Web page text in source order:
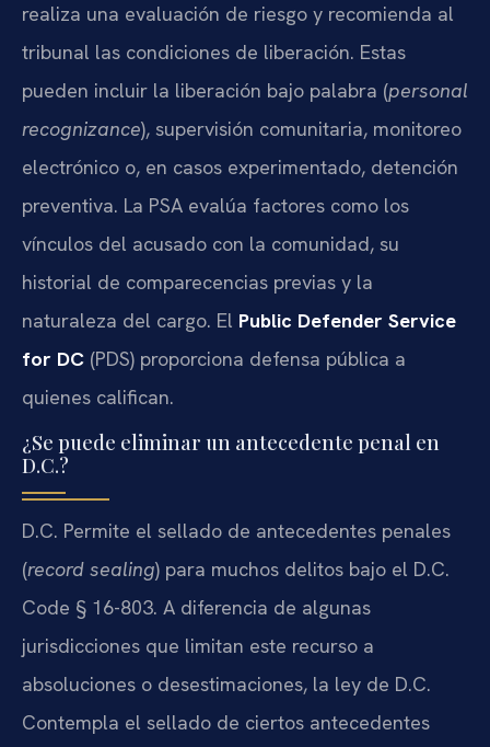
realiza una evaluación de riesgo y recomienda al
tribunal las condiciones de liberación. Estas
pueden incluir la liberación bajo palabra (personal
recognizance), supervisión comunitaria, monitoreo
electrónico o, en casos experimentado, detención
preventiva. La PSA evalúa factores como los
vínculos del acusado con la comunidad, su
historial de comparecencias previas y la
naturaleza del cargo. El Public Defender Service
for DC (PDS) proporciona defensa pública a
quienes califican.
¿Se puede eliminar un antecedente penal en
D.C.?
D.C. Permite el sellado de antecedentes penales
(record sealing) para muchos delitos bajo el D.C.
Code § 16-803. A diferencia de algunas
jurisdicciones que limitan este recurso a
absoluciones o desestimaciones, la ley de D.C.
Contempla el sellado de ciertos antecedentes